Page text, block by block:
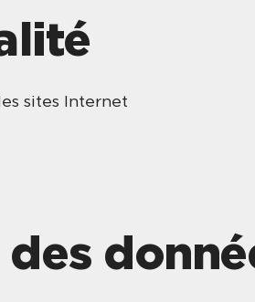
sites Internet